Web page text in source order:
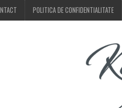
POLITICA DE CONFIDENTIALITATE